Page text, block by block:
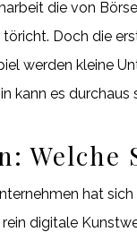
die von
Doch die
werden kleine
kann es durchaus
hat
digitale